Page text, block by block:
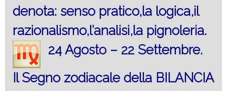
denota: senso pratico,la logica,il
razionalismo,l’analisi,la pignoleria.
24 Agosto – 22 Settembre.
Il Segno zodiacale della BILANCIA